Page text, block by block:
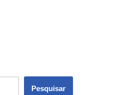
Pesquisar